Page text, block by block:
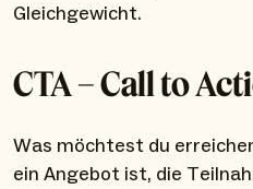
Gleichgewicht.
CTA – Call to
Was möchtest du
ein Angebot ist, die